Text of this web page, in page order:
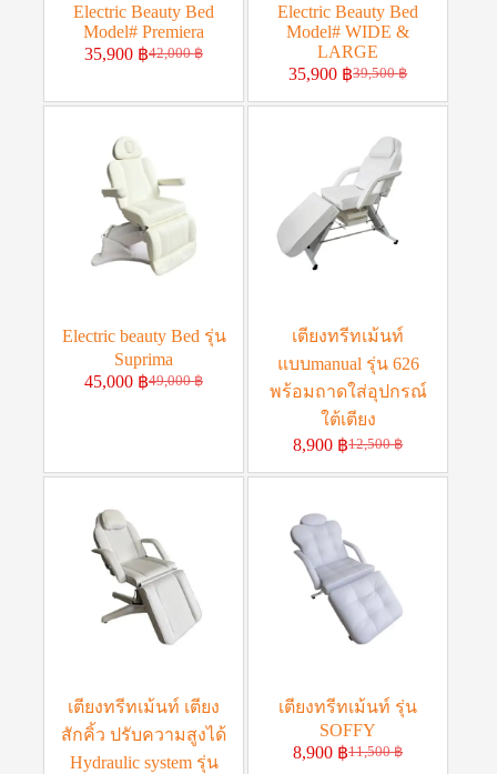
Electric Beauty Bed
Model# Premiera
42,000฿
35,900 ฿
Electric Beauty Bed
Model# WIDE &
LARGE
39,500฿
35,900 ฿
Electric beauty Bed รุ่น
Suprima
49,000฿
45,000 ฿
เตียงทรีทเม้นท์
แบบmanual รุ่น 626
พร้อมถาดใส่อุปกรณ์
ใต้เตียง
12,500฿
8,900 ฿
เตียงทรีทเม้นท์ เตียง
สักคิ้ว ปรับความสูงได้
Hydraulic system รุ่น
เตียงทรีทเม้นท์ รุ่น
SOFFY
11,500฿
8,900 ฿